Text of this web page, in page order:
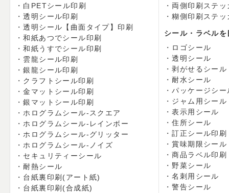
白PETシール印刷
透明シール印刷
透明シール【曲面タイプ】印刷
和紙あつでシール印刷
和紙うすでシール印刷
雲龍シール印刷
銀龍シール印刷
クラフトシール印刷
金マットシール印刷
銀マットシール印刷
ホログラムシール-スクエア
ホログラムシール-レインボー
ホログラムシール-グリッター
ホログラムシール-ノイズ
セキュリティーシール
耐熱シール
台紙裏印刷(アート紙)
台紙裏印刷(合成紙)
両側印刷ステッ
糊側印刷ステッ
シール・ラベル
ロゴシール
透明シール
剥がせるシール
耐水シール
パッケージシー
ジャム用シール
表示用シール
住所シール
訂正シール印刷
賞味期限シール
商品ラベル印刷
野菜シール
名刺用シール
警告シール